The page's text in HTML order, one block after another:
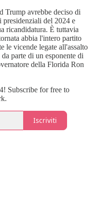
Trump avrebbe deciso di
presidenziali del 2024 e
ricandidatura. È tuttavia
abbia l'intero partito
le vicende legate all'assalto
parte di un esponente di
della Florida Ron
Subscribe for free to
Iscriviti